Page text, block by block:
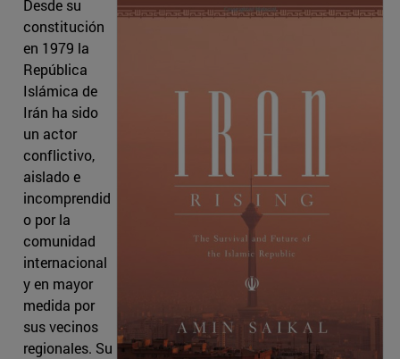
Desde su
constitución
en 1979 la
República
Islámica de
Irán ha sido
un actor
conflictivo,
aislado e
incomprendid
o por la
comunidad
internacional
y en mayor
medida por
sus vecinos
regionales. Su